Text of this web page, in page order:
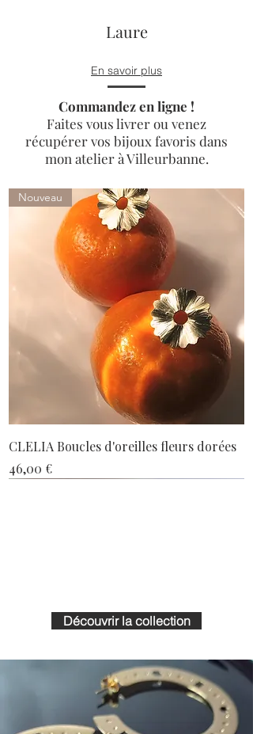
Laure
En savoir plus
Commandez en ligne !
Faites vous livrer ou venez
récupérer vos bijoux favoris dans
mon atelier à Villeurbanne.
Nouveau
CLELIA Boucles d'oreilles fleurs dorées
Prix
46,00 €
Découvrir la collection